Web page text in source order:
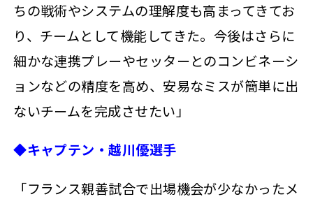
ちの戦術やシステムの理解度も高まってきてお
り、チームとして機能してきた。今後はさらに
細かな連携プレーやセッターとのコンビネーシ
ョンなどの精度を高め、安易なミスが簡単に出
ないチームを完成させたい」
◆キャプテン・越川優選手
「フランス親善試合で出場機会が少なかったメ